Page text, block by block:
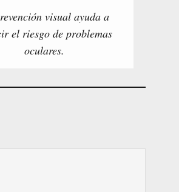
visual ayuda a
el riesgo de problemas
oculares.